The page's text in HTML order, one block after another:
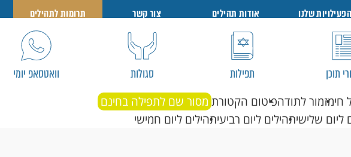
הפעילויות שלנו אודות תהילים צור קשר תרומות לתהילים
תוכן תפילות סגולות וואטסאפ יומי
חימזמור לתודהפיטום הקטורת מסור שם לתפילה בחינם
ליום שלישיתהילים ליום רביעיתהילים ליום חמישי